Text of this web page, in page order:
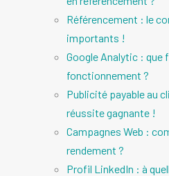
Référencement : le
importants !
Google Analytic : que
fonctionnement ?
Publicité payable au
réussite gagnante !
Campagnes Web :
rendement ?
Profil LinkedIn : à